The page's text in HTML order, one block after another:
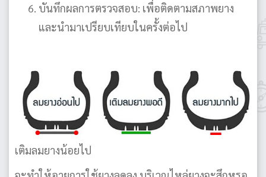
บันทึกผลการตรวจสอบ: เพื่อติดตามสภาพยาง
และนำมาเปรียบเทียบในครั้งต่อไป
เติมลมยางน้อยไป